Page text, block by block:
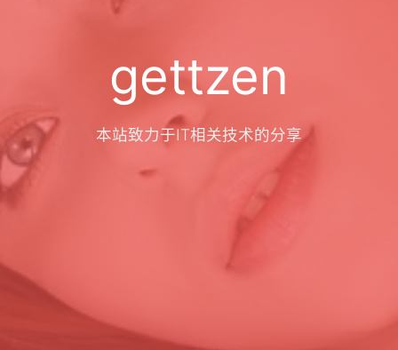
gettzen
本站致力于IT相关技术的分享